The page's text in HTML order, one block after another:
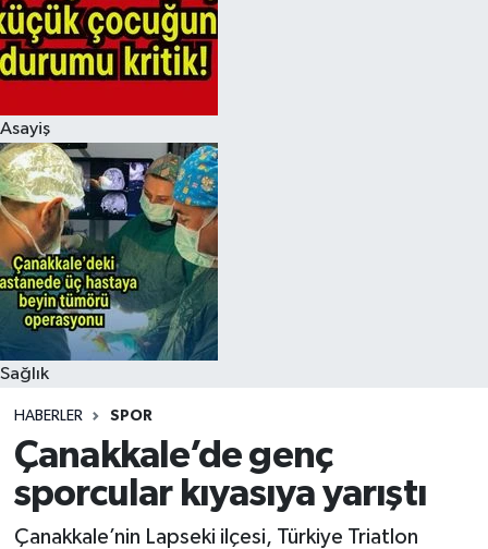
Asayiş
Sağlık
HABERLER SPOR
Çanakkale’de genç
sporcular kıyasıya yarıştı
Çanakkale’nin Lapseki ilçesi, Türkiye Triatlon